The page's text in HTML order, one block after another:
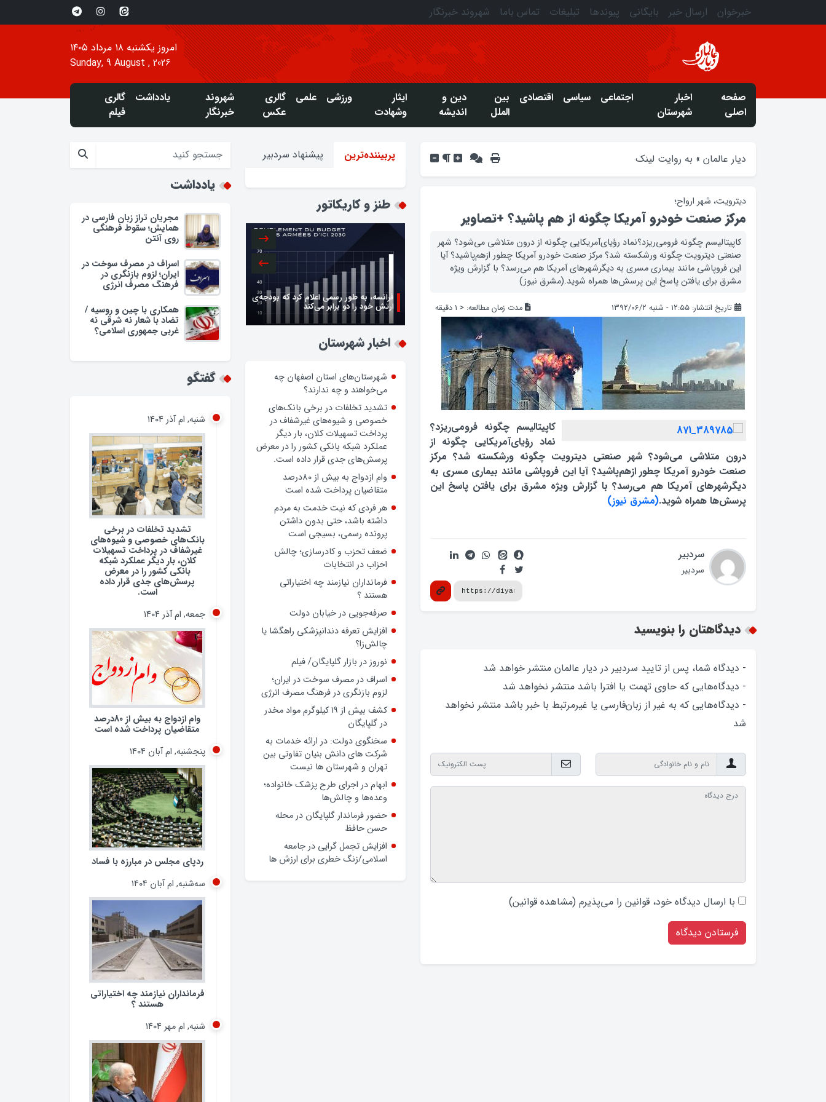
خبرخوان ارسال خبر بایگانی پیوندها تبلیغات تماس باما شهروند خبرنگار
امروز یکشنبه ۱۸ مرداد ۱۴۰۵
Sunday, 9 August , 2026
صفحه
اصلی
اخبار
شهرستان
اجتماعی سیاسی اقتصادی
بین
الملل
دین و
اندیشه
ایثار
وشهادت
ورزشی علمی
گالری
عکس
شهروند
خبرنگار
یادداشت
گالری
فیلم
دیار عالمان » به روایت لینک
دیترویت، شهر ارواح؛
مرکز صنعت خودرو آمریکا چگونه از هم پاشید؟ +تصاویر
کاپیتالیسم چگونه فرومی‌ریزد؟نماد رؤیای‌آمریکایی چگونه از درون متلاشی می‌شود؟ شهر
صنعتی دیترویت چگونه ورشکسته شد؟ مرکز صنعت خودرو آمریکا چطور ازهم‌پاشید؟ آیا
این فروپاشی مانند بیماری مسری به دیگرشهرهای آمریکا هم می‌رسد؟ با گزارش ویژه
مشرق برای یافتن پاسخ این پرسش‌ها همراه شوید.(مشرق نیوز)
تاریخ انتشار: ۱۲:۵۵ - شنبه ۱۳۹۲/۰۶/۲ مدت زمان مطالعه: < 1 دقیقه
کاپیتالیسم چگونه فرومی‌ریزد؟
نماد رؤیای‌آمریکایی چگونه از
درون متلاشی می‌شود؟ شهر صنعتی دیترویت چگونه ورشکسته شد؟ مرکز
صنعت خودرو آمریکا چطور ازهم‌پاشید؟ آیا این فروپاشی مانند بیماری مسری به
دیگرشهرهای آمریکا هم می‌رسد؟ با گزارش ویژه مشرق برای یافتن پاسخ این
پرسش‌ها همراه شوید.(مشرق نیوز)
سردبیر
سردبیر
دیدگاهتان را بنویسید
- دیدگاه شما، پس از تایید سردبیر در دیار عالمان منتشر خواهد‌ شد
- دیدگاه‌هایی که حاوی تهمت یا افترا باشد منتشر نخواهد‌ شد
- دیدگاه‌هایی که به غیر از زبان‌فارسی یا غیرمرتبط با خبر باشد منتشر نخواهد‌
شد
با ارسال دیدگاه‌ خود، قوانین را می‌پذیرم (مشاهده قوانین)
پربیننده‌ترین پیشنهاد سردبیر
طنز و کاریکاتور
فرانسه، به طور رسمی اعلام کرد که بودجه‌ی
ارتش خود را دو برابر می‌کند
اخبار شهرستان
شهرستان‌های استان اصفهان چه
می‌خواهند و چه ندارند؟
تشدید تخلفات در برخی بانک‌های
خصوصی و شیوه‌های غیرشفاف در
پرداخت تسهیلات کلان، بار دیگر
عملکرد شبکه بانکی کشور را در معرض
پرسش‌های جدی قرار داده است.
وام ازدواج به بیش از 80درصد
متقاضیان پرداخت شده است
هر فردی که نیت خدمت به مردم
داشته باشد، حتی بدون داشتن
پرونده رسمی، بسیجی است
ضعف تحزب و کادرسازی؛ چالش
احزاب در انتخابات
فرمانداران نیازمند چه اختیاراتی
هستند ؟
صرفه‌جویی در خیابان دولت
افزایش تعرفه دندانپزشکی راهگشا یا
چالش‌زا؟
نوروز در بازار گلپایگان/ فیلم
اسراف در مصرف سوخت در ایران؛
لزوم بازنگری در فرهنگ مصرف انرژی
کشف بیش از ۱۹ کیلوگرم مواد مخدر
در گلپایگان
سخنگوی دولت: در ارائه خدمات به
شرکت های دانش بنیان تفاوتی بین
تهران و شهرستان ها نیست
ابهام در اجرای طرح پزشک خانواده؛
وعده‌ها و چالش‌ها
حضور فرماندار گلپایگان در محله
حسن حافظ
افزایش تجمل گرایی در جامعه
اسلامی/زنگ خطری برای ارزش ها
یادداشت
مجریان تراز زبان فارسی در
همایش؛ سقوط فرهنگی
روی آنتن
اسراف در مصرف سوخت در
ایران؛ لزوم بازنگری در
فرهنگ مصرف انرژی
همکاری با چین و روسیه /
تضاد با شعار نه شرقی نه
غربی جمهوری اسلامی؟
گفتگو
شنبه, ام آذر ۱۴۰۴
تشدید تخلفات در برخی
بانک‌های خصوصی و شیوه‌های
غیرشفاف در پرداخت تسهیلات
کلان، بار دیگر عملکرد شبکه
بانکی کشور را در معرض
پرسش‌های جدی قرار داده
است.
جمعه, ام آذر ۱۴۰۴
وام ازدواج به بیش از 80درصد
متقاضیان پرداخت شده است
پنجشنبه, ام آبان ۱۴۰۴
ردپای مجلس در مبارزه با فساد
سه‌شنبه, ام آبان ۱۴۰۴
فرمانداران نیازمند چه اختیاراتی
هستند ؟
شنبه, ام مهر ۱۴۰۴